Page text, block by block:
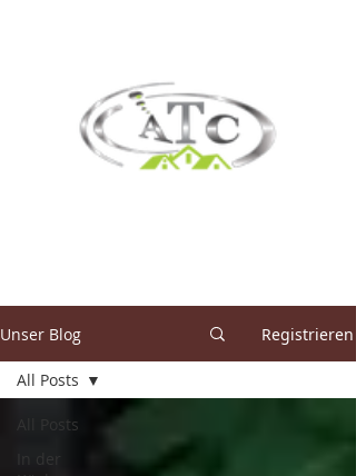
Unser Blog Registrieren
All Posts
In der
All Posts